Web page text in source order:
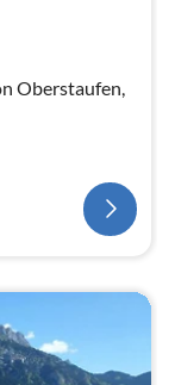
Oberstaufen,